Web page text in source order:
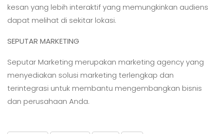
kesan yang lebih interaktif yang memungkinkan audiens
dapat melihat di sekitar lokasi.
SEPUTAR MARKETING
Seputar Marketing merupakan marketing agency yang
menyediakan solusi marketing terlengkap dan
terintegrasi untuk membantu mengembangkan bisnis
dan perusahaan Anda.